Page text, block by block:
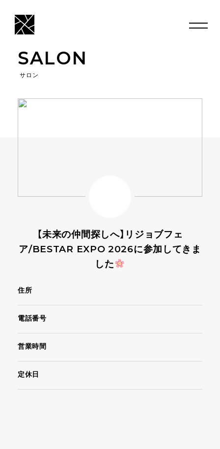
SALON
サロン
【未来の仲間探しへ】リジョブフェ
ア/BESTAR EXPO 2026に参加してきま
した
住所
電話番号
営業時間
定休日